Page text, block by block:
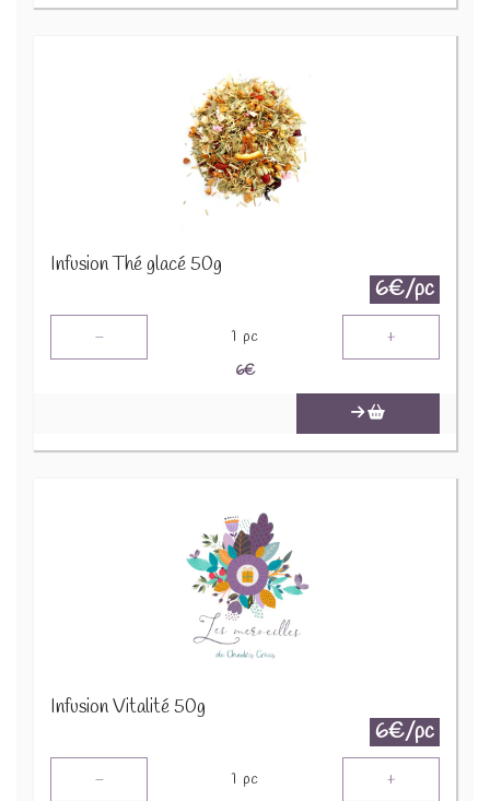
Infusion Thé glacé 50g
6€/pc
- 1 pc +
6€
Infusion Vitalité 50g
6€/pc
- 1 pc +